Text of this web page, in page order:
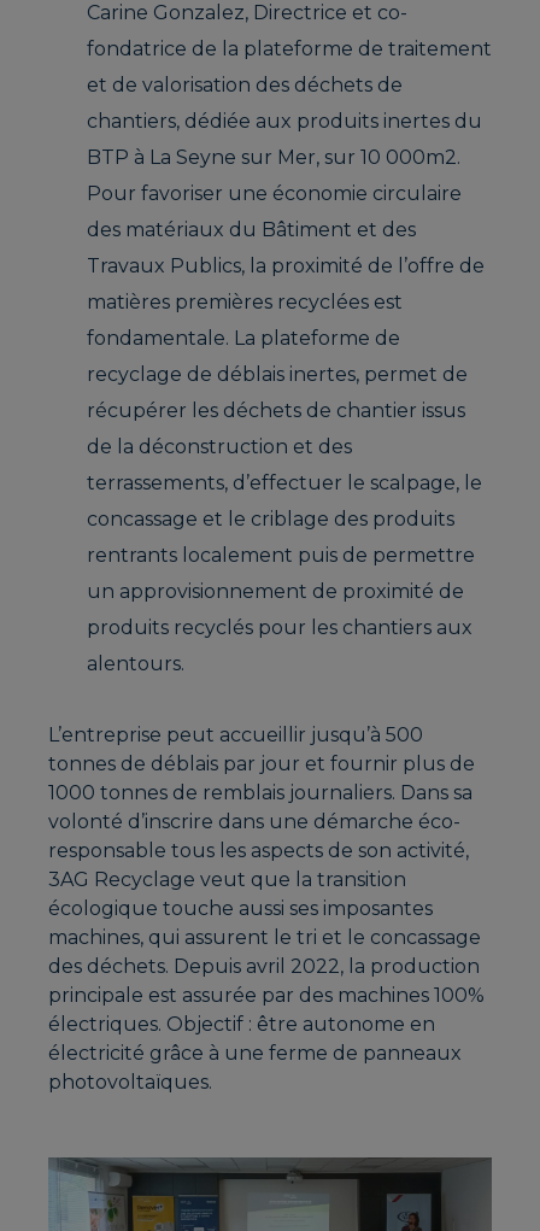
Carine Gonzalez, Directrice et co-
fondatrice de la plateforme de traitement
et de valorisation des déchets de
chantiers, dédiée aux produits inertes du
BTP à La Seyne sur Mer, sur 10 000m2.
Pour favoriser une économie circulaire
des matériaux du Bâtiment et des
Travaux Publics, la proximité de l’offre de
matières premières recyclées est
fondamentale. La plateforme de
recyclage de déblais inertes, permet de
récupérer les déchets de chantier issus
de la déconstruction et des
terrassements, d’effectuer le scalpage, le
concassage et le criblage des produits
rentrants localement puis de permettre
un approvisionnement de proximité de
produits recyclés pour les chantiers aux
alentours.
L’entreprise peut accueillir jusqu’à 500
tonnes de déblais par jour et fournir plus de
1000 tonnes de remblais journaliers. Dans sa
volonté d’inscrire dans une démarche éco-
responsable tous les aspects de son activité,
3AG Recyclage veut que la transition
écologique touche aussi ses imposantes
machines, qui assurent le tri et le concassage
des déchets. Depuis avril 2022, la production
principale est assurée par des machines 100%
électriques. Objectif : être autonome en
électricité grâce à une ferme de panneaux
photovoltaïques.